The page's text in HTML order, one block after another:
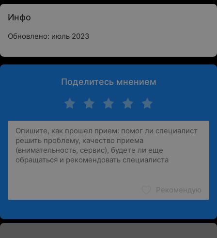
Инфо
Обновлено: июль 2023
Поделитесь мнением
Рекомендую